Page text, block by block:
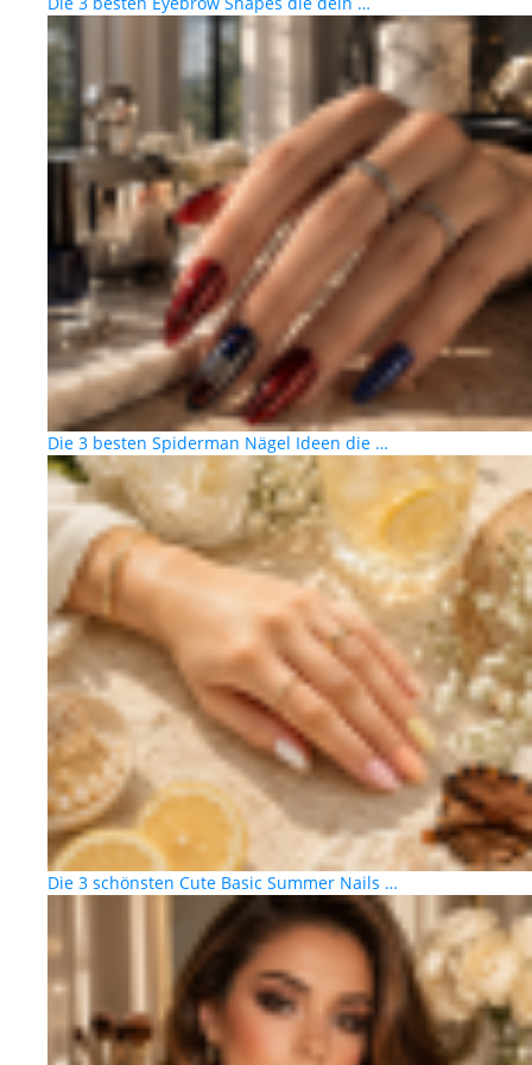
Die 3 besten Spiderman Nägel Ideen die …
Die 3 schönsten Cute Basic Summer Nails …